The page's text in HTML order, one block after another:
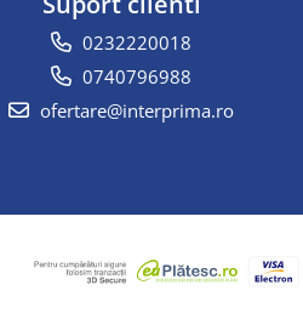
0232220018
0740796988
ofertare@interprima.ro